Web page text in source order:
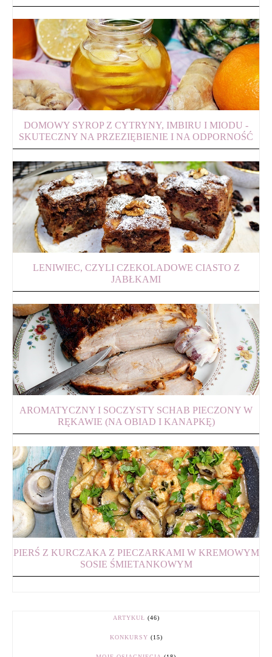
DOMOWY SYROP Z CYTRYNY, IMBIRU I MIODU -
SKUTECZNY NA PRZEZIĘBIENIE I NA ODPORNOŚĆ
LENIWIEC, CZYLI CZEKOLADOWE CIASTO Z
JABŁKAMI
AROMATYCZNY I SOCZYSTY SCHAB PIECZONY W
RĘKAWIE (NA OBIAD I KANAPKĘ)
PIERŚ Z KURCZAKA Z PIECZARKAMI W KREMOWYM
SOSIE ŚMIETANKOWYM
ARTYKUŁ (46)
KONKURSY (15)